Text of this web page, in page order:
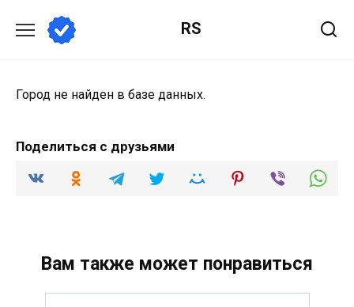
содержанию
RS
Город не найден в базе данных.
Поделиться с друзьями
Вам также может понравиться